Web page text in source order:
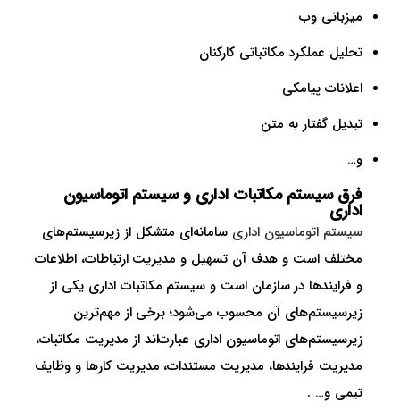
میزبانی وب
تحلیل عملکرد مکاتباتی کارکنان
اعلانات پیامکی
تبدیل گفتار به متن
و…
فرق سیستم مکاتبات اداری و سیستم اتوماسیون
اداری
سیستم اتوماسیون اداری سامانه‌ای متشکل از زیرسیستم‌های
مختلف است و هدف آن تسهیل و مدیریت ارتباطات، اطلاعات
و فرایندها در سازمان است و سیستم مکاتبات اداری یکی از
زیرسیستم‌های آن محسوب می‌شود؛ برخی از مهم‌ترین
زیرسیستم‌های اتوماسیون اداری عبارت‌اند از مدیریت مکاتبات،
مدیریت فرایندها، مدیریت مستندات، مدیریت کارها و وظایف
تیمی و… .